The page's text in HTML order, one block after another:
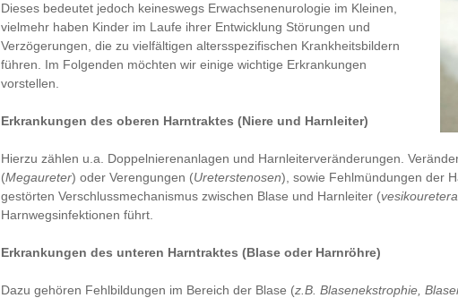
Dieses bedeutet jedoch keineswegs Erwachsenenurologie im Kleinen,
vielmehr haben Kinder im Laufe ihrer Entwicklung Störungen und
Verzögerungen, die zu vielfältigen altersspezifischen Krankheitsbildern
führen. Im Folgenden möchten wir einige wichtige Erkrankungen
vorstellen.
Erkrankungen des oberen Harntraktes (Niere und Harnleiter)
Hierzu zählen u.a. Doppelnierenanlagen und Harnleiterveränderungen.
(Megaureter) oder Verengungen (Ureterstenosen), sowie Fehlmündungen der
gestörten Verschlussmechanismus zwischen Blase und Harnleiter (
Harnwegsinfektionen führt.
Erkrankungen des unteren Harntraktes (Blase oder Harnröhre)
Dazu gehören Fehlbildungen im Bereich der Blase (z.B. Blasenekstrophie,